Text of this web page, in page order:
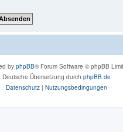
by phpBB® Forum Software © phpBB
Deutsche Übersetzung durch phpBB.de
Datenschutz| Nutzungsbedingungen